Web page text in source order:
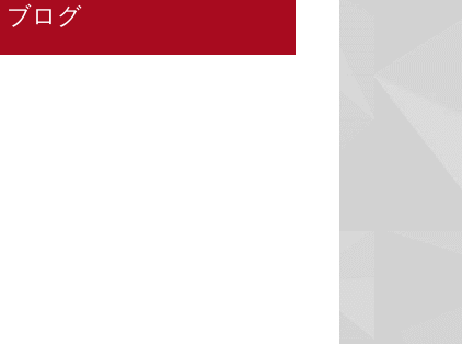
ブログ